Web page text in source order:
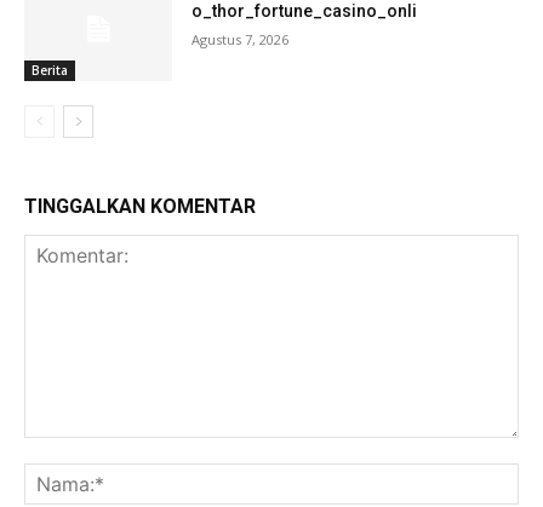
Berita
o_thor_fortune_casino_onli
Agustus 7, 2026
TINGGALKAN KOMENTAR